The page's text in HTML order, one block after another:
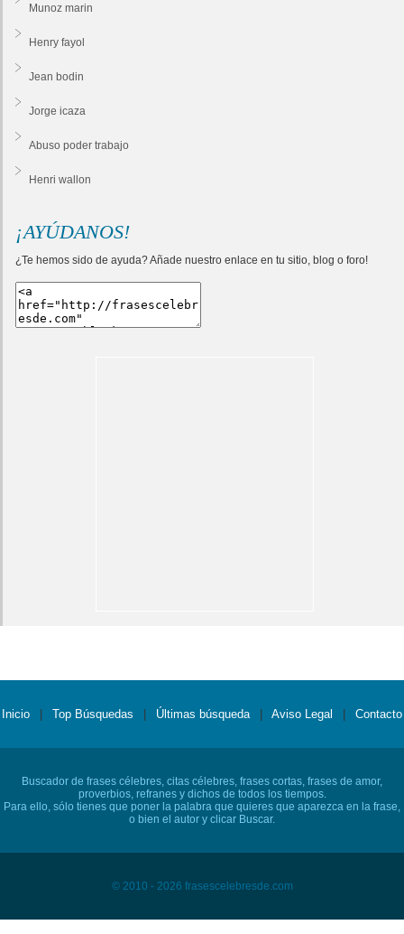
Munoz marin
Henry fayol
Jean bodin
Jorge icaza
Abuso poder trabajo
Henri wallon
¡AYÚDANOS!
¿Te hemos sido de ayuda? Añade nuestro enlace en tu sitio, blog o foro!
Inicio Top Búsquedas Últimas búsqueda Aviso Legal Contacto
Buscador de frases célebres, citas célebres, frases cortas, frases de amor,
proverbios, refranes y dichos de todos los tiempos.
Para ello, sólo tienes que poner la palabra que quieres que aparezca en la frase,
o bien el autor y clicar Buscar.
© 2010 - 2026 frasescelebresde.com